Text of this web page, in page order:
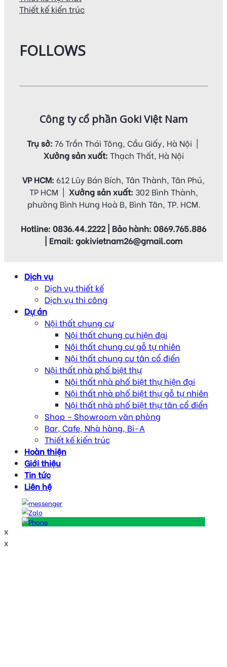
Thiết kế kiến trúc
FOLLOWS
Công ty cổ phần Goki Việt Nam
Trụ sở: 76 Trần Thái Tông, Cầu Giấy, Hà Nội |
Xưởng sản xuất: Thạch Thất, Hà Nội
VP HCM: 612 Lũy Bán Bích, Tân Thành, Tân Phú,
TP HCM | Xưởng sản xuất: 302 Bình Thành,
phường Bình Hưng Hoà B, Bình Tân, TP. HCM.
Hotline: 0836.44.2222 | Bảo hành: 0869.765.886
| Email: gokivietnam26@gmail.com
Dịch vụ
Dịch vụ thiết kế
Dịch vụ thi công
Dự án
Nội thất chung cư
Nội thất chung cư hiện đại
Nội thất chung cư gỗ tự nhiên
Nội thất chung cư tân cổ điển
Nội thất nhà phố biệt thự
Nội thất nhà phố biệt thự hiện đại
Nội thất nhà phố biệt thự gỗ tự nhiên
Nội thất nhà phố biệt thự tân cổ điển
Shop – Showroom văn phòng
Bar, Cafe, Nhà hàng, Bi-A
Thiết kế kiến trúc
Hoàn thiện
Giới thiệu
Tin tức
Liên hệ
x
x